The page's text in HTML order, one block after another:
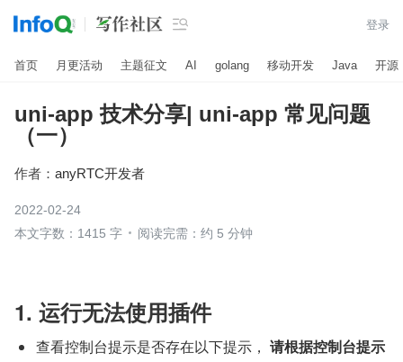
 登录
首页 月更活动 主题征文 AI golang 移动开发 Java 开源
uni-app 技术分享| uni-app 常见问题
（一）
作者： anyRTC开发者
2022-02-24
本文字数：1415 字
阅读完需：约 5 分钟
1. 运行无法使用插件
查看控制台提示是否存在以下提示， 请根据控制台提示